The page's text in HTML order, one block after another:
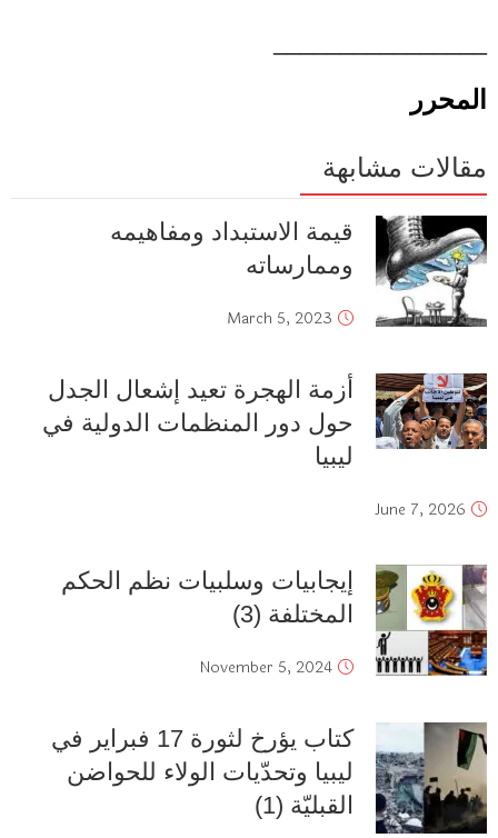
المحرر
مقالات مشابهة
قيمة الاستبداد ومفاهيمه
وممارساته
March 5, 2023
أزمة الهجرة تعيد إشعال الجدل
حول دور المنظمات الدولية في
ليبيا
June 7, 2026
إيجابيات وسلبيات نظم الحكم
المختلفة (3)
November 5, 2024
كتاب يؤرخ لثورة 17 فبراير في
ليبيا وتحدّيات الولاء للحواضن
القبليّة (1)